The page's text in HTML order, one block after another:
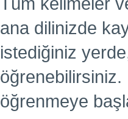
ana dilinizde
istediğiniz
öğrenebilirsiniz.
öğrenmeye